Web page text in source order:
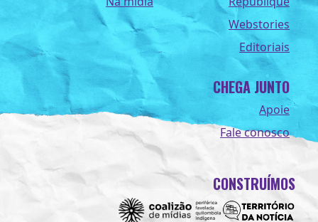
Webstories
Editoriais
CHEGA JUNTO
Apoie
Fale conosco
CONSTRUÍMOS